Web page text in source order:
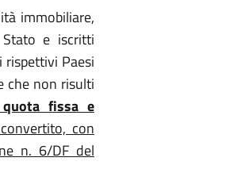
immobiliare,
e iscritti
rispettivi Paesi
che non risulti
quota fissa e
con
n. 6/DF del